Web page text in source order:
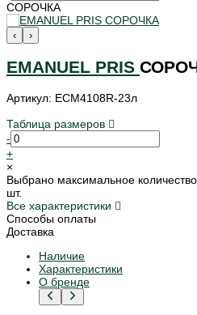
СОРОЧКА
‹ ›
EMANUEL PRIS
Артикул: ECM4108R-23л
Таблица размеров
-
+
×
Выбрано максимальное
шт.
Все характеристики
Способы оплаты
Доставка
Наличие
Характеристики
О бренде